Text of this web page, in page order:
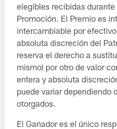
elegibles recibidas durante
Promoción. El Premio es
intercambiable por
absoluta discreción del
reserva el derecho a
mismo) por otro de valor
entera y absoluta
puede variar dependiendo
otorgados.
El Ganador es el único